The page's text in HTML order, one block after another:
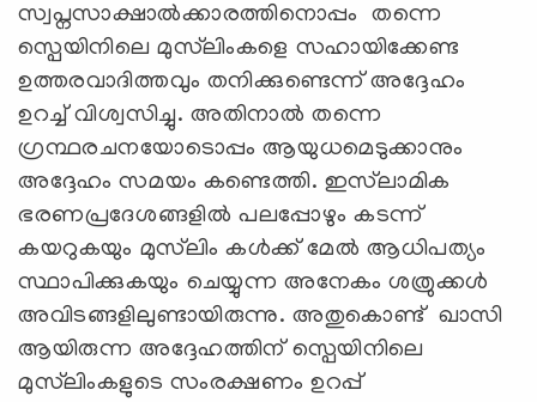
സ്വപ്നസാക്ഷാല്‍ക്കാരത്തിനൊപ്പം തന്നെ
സ്പെയിനിലെ മുസ്‌ലിംകളെ സഹായിക്കേണ്ട
ഉത്തരവാദിത്തവും തനിക്കുണ്ടെന്ന് അദ്ദേഹം
ഉറച്ച് വിശ്വസിച്ചു. അതിനാൽ തന്നെ
ഗ്രന്ഥരചനയോടൊപ്പം ആയുധമെടുക്കാനും
അദ്ദേഹം സമയം കണ്ടെത്തി. ഇസ്‌ലാമിക
ഭരണപ്രദേശങ്ങളിൽ പലപ്പോഴും കടന്ന്
കയറുകയും മുസ്‍ലിം കൾക്ക് മേൽ ആധിപത്യം
സ്ഥാപിക്കുകയും ചെയ്യുന്ന അനേകം ശത്രുക്കള്‍
അവിടങ്ങളിലുണ്ടായിരുന്നു. അതുകൊണ്ട് ഖാസി
ആയിരുന്ന അദ്ദേഹത്തിന് സ്പെയിനിലെ
മുസ്‌ലിംകളുടെ സംരക്ഷണം ഉറപ്പ്